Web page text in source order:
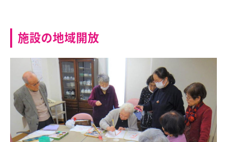
施設の地域開放